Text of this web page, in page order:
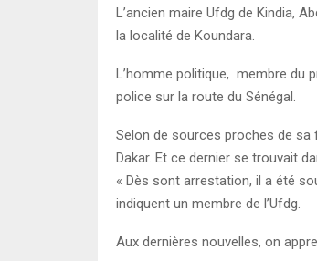
L’ancien maire Ufdg de Kindia,
la localité de Koundara.
L’homme politique, membre du
police sur la route du Sénégal.
Selon de sources proches de
Dakar. Et ce dernier se trouvait
« Dès sont arrestation, il a été
indiquent un membre de l’Ufdg.
Aux dernières nouvelles, on